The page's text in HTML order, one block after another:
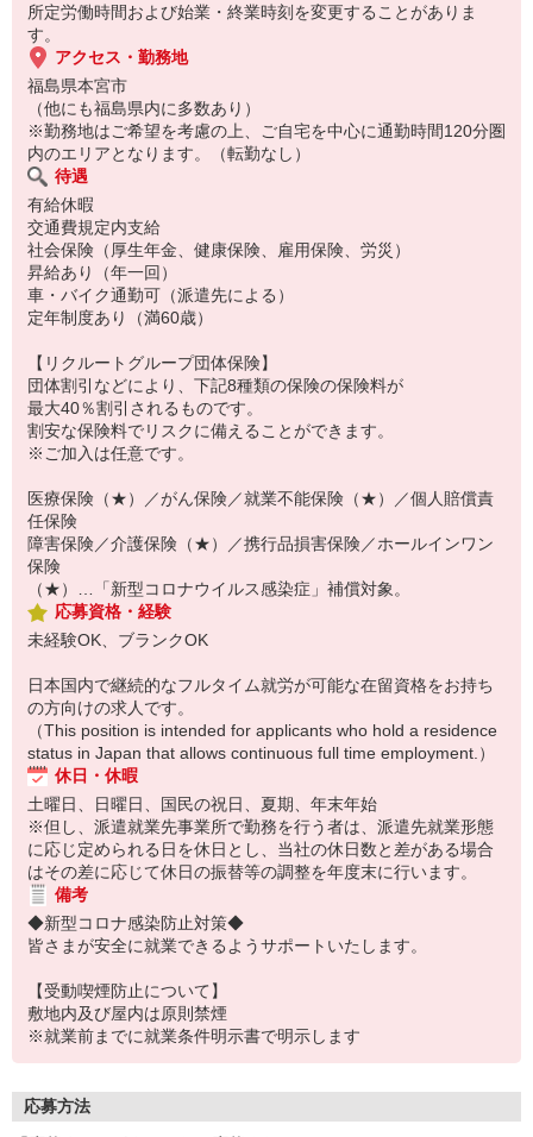
所定労働時間および始業・終業時刻を変更することがありま
す。
アクセス・勤務地
福島県本宮市
（他にも福島県内に多数あり）
※勤務地はご希望を考慮の上、ご自宅を中心に通勤時間120分圏
内のエリアとなります。（転勤なし）
待遇
有給休暇
交通費規定内支給
社会保険（厚生年金、健康保険、雇用保険、労災）
昇給あり（年一回）
車・バイク通勤可（派遣先による）
定年制度あり（満60歳）
【リクルートグループ団体保険】
団体割引などにより、下記8種類の保険の保険料が
最大40％割引されるものです。
割安な保険料でリスクに備えることができます。
※ご加入は任意です。
医療保険（★）／がん保険／就業不能保険（★）／個人賠償責
任保険
障害保険／介護保険（★）／携行品損害保険／ホールインワン
保険
（★）…「新型コロナウイルス感染症」補償対象。
応募資格・経験
未経験OK、ブランクOK
日本国内で継続的なフルタイム就労が可能な在留資格をお持ち
の方向けの求人です。
（This position is intended for applicants who hold a residence
status in Japan that allows continuous full time employment.）
休日・休暇
土曜日、日曜日、国民の祝日、夏期、年末年始
※但し、派遣就業先事業所で勤務を行う者は、派遣先就業形態
に応じ定められる日を休日とし、当社の休日数と差がある場合
はその差に応じて休日の振替等の調整を年度末に行います。
備考
◆新型コロナ感染防止対策◆
皆さまが安全に就業できるようサポートいたします。
【受動喫煙防止について】
敷地内及び屋内は原則禁煙
※就業前までに就業条件明示書で明示します
応募方法